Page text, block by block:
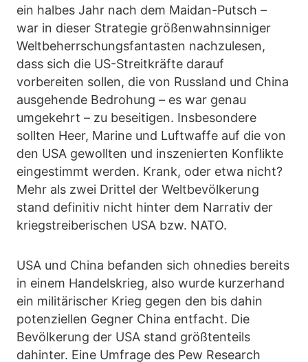
ein halbes Jahr nach dem Maidan-Putsch –
war in dieser Strategie größenwahnsinniger
Weltbeherrschungsfantasten nachzulesen,
dass sich die US-Streitkräfte darauf
vorbereiten sollen, die von Russland und China
ausgehende Bedrohung – es war genau
umgekehrt – zu beseitigen. Insbesondere
sollten Heer, Marine und Luftwaffe auf die von
den USA gewollten und inszenierten Konflikte
eingestimmt werden. Krank, oder etwa nicht?
Mehr als zwei Drittel der Weltbevölkerung
stand definitiv nicht hinter dem Narrativ der
kriegstreiberischen USA bzw. NATO.
USA und China befanden sich ohnedies bereits
in einem Handelskrieg, also wurde kurzerhand
ein militärischer Krieg gegen den bis dahin
potenziellen Gegner China entfacht. Die
Bevölkerung der USA stand größtenteils
dahinter. Eine Umfrage des Pew Research